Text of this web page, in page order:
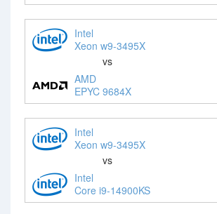
Intel
Xeon w9-3495X
vs
AMD
EPYC 9684X
Intel
Xeon w9-3495X
vs
Intel
Core i9-14900KS